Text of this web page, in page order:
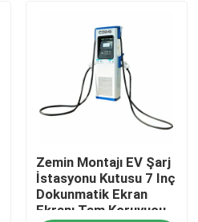
Zemin Montajı EV Şarj
İstasyonu Kutusu 7 Inç
Dokunmatik Ekran
Ekranı Tam Koruyucu